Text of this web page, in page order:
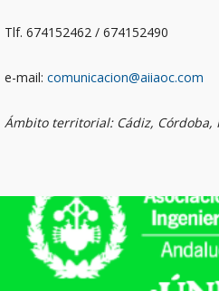
Tlf. 674152462 / 674152490
e-mail: comunicacion@aiiaoc.com
Ámbito territorial: Cádiz, Córdoba,